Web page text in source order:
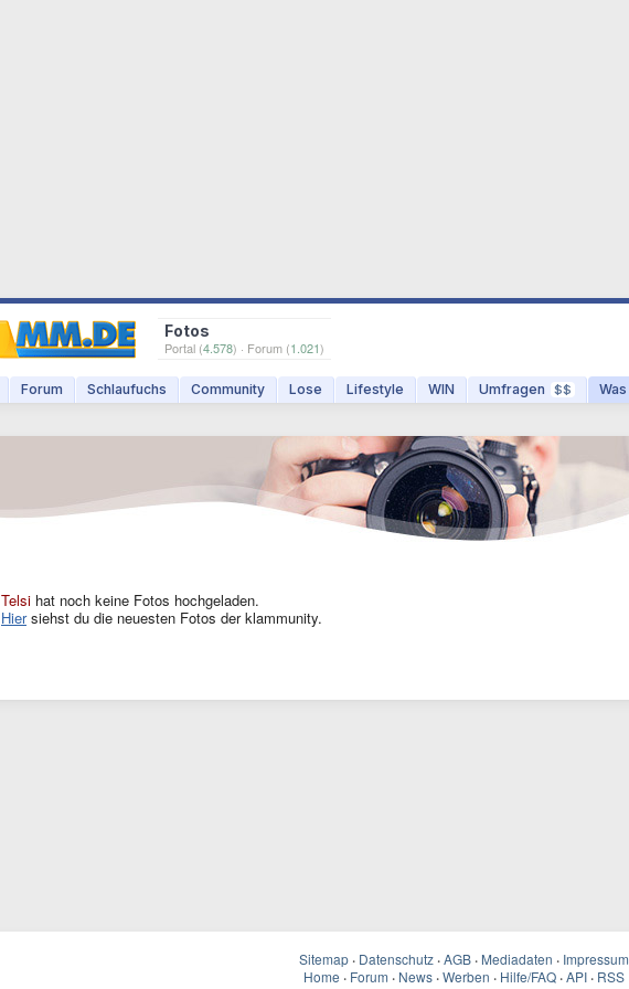
Fotos
Portal (4.578) · Forum (1.021)
Forum Schlaufuchs Community Lose Lifestyle WIN Umfragen $$
Telsi hat noch keine Fotos hochgeladen.
Hiersiehst du die neuesten Fotos der klammunity.
Sitemap · Datenschutz · AGB · Mediadaten · Impressum
Home · Forum · News · Werben · Hilfe/FAQ · API · RSS